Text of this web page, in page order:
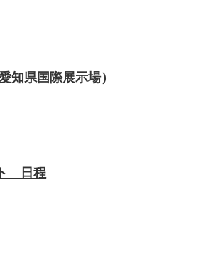
県国際展示場）
日程